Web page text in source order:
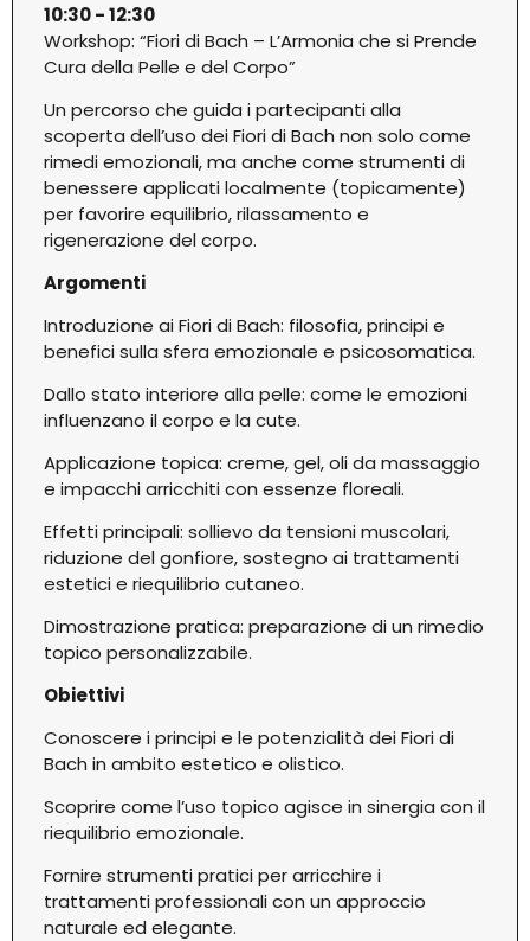
10:30 - 12:30
Workshop: “Fiori di Bach – L’Armonia che si Prende
Cura della Pelle e del Corpo”
Un percorso che guida i partecipanti alla
scoperta dell’uso dei Fiori di Bach non solo come
rimedi emozionali, ma anche come strumenti di
benessere applicati localmente (topicamente)
per favorire equilibrio, rilassamento e
rigenerazione del corpo.
Argomenti
Introduzione ai Fiori di Bach: filosofia, principi e
benefici sulla sfera emozionale e psicosomatica.
Dallo stato interiore alla pelle: come le emozioni
influenzano il corpo e la cute.
Applicazione topica: creme, gel, oli da massaggio
e impacchi arricchiti con essenze floreali.
Effetti principali: sollievo da tensioni muscolari,
riduzione del gonfiore, sostegno ai trattamenti
estetici e riequilibrio cutaneo.
Dimostrazione pratica: preparazione di un rimedio
topico personalizzabile.
Obiettivi
Conoscere i principi e le potenzialità dei Fiori di
Bach in ambito estetico e olistico.
Scoprire come l’uso topico agisce in sinergia con il
riequilibrio emozionale.
Fornire strumenti pratici per arricchire i
trattamenti professionali con un approccio
naturale ed elegante.